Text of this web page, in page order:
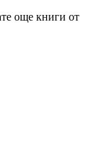
още книги от